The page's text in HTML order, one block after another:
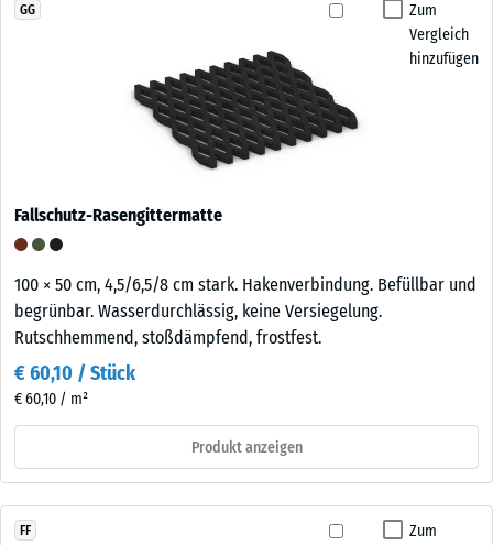
Zum
Vergleich
hinzufügen
GG
Fallschutz-Rasengittermatte
100 × 50 cm, 4,5/6,5/8 cm stark. Hakenverbindung. Befüllbar und
begrünbar. Wasserdurchlässig, keine Versiegelung.
Rutschhemmend, stoßdämpfend, frostfest.
€ 60,10 / Stück
€ 60,10 / m²
Produkt anzeigen
Zum
FF